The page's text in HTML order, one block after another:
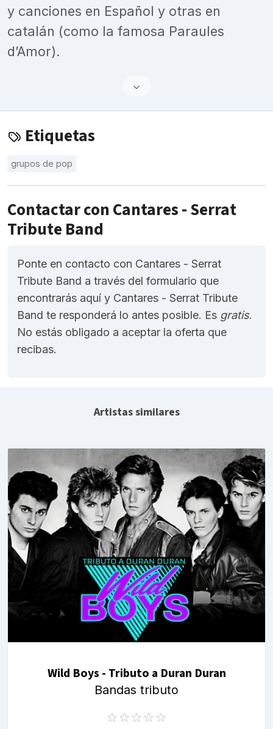
y canciones en Español y otras en
catalán (como la famosa Paraules
d’Amor).
Etiquetas
grupos de pop
Contactar con Cantares - Serrat
Tribute Band
Ponte en contacto con Cantares - Serrat
Tribute Band a través del formulario que
encontrarás aquí y Cantares - Serrat Tribute
Band te responderá lo antes posible. Es gratis.
No estás obligado a aceptar la oferta que
recibas.
Artistas similares
Wild Boys - Tributo a Duran Duran
Bandas tributo